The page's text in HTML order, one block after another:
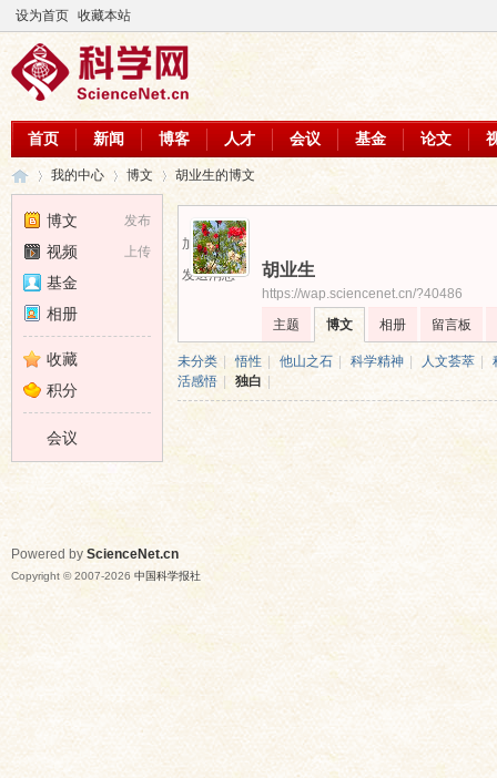
设为首页 收藏本站
首页 新闻 博客 人才 会议 基金 论文
›
我的中心 博文 胡业生的博文
加为好友
发送消息
胡业生
https://wap.sciencenet.cn/?40486
主题
博文 相册 留言板
未分类 悟性 他山之石 科学精神 人文荟萃
活感悟
独白
发布
博文
上传
视频
基金
相册
收藏
积分
会议
Powered by ScienceNet.cn
Copyright © 2007-2026 中国科学报社